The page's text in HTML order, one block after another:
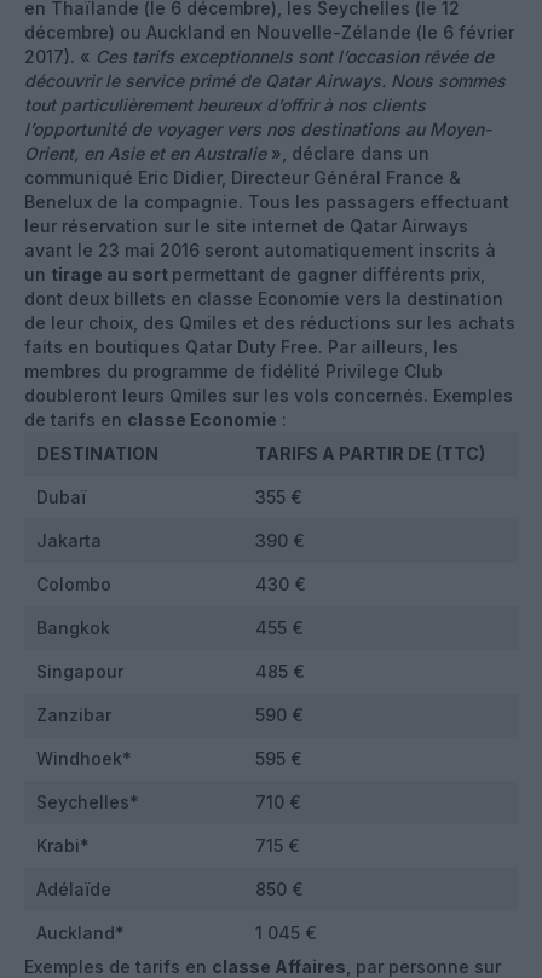
en Thaïlande (le 6 décembre), les Seychelles (le 12
décembre) ou Auckland en Nouvelle-Zélande (le 6 février
2017). « Ces tarifs exceptionnels sont l’occasion rêvée de
découvrir le service primé de Qatar Airways. Nous sommes
tout particulièrement heureux d’offrir à nos clients
l’opportunité de voyager vers nos destinations au Moyen-
Orient, en Asie et en Australie», déclare dans un
communiqué Eric Didier, Directeur Général France &
Benelux de la compagnie. Tous les passagers effectuant
leur réservation sur le site internet de Qatar Airways
avant le 23 mai 2016 seront automatiquement inscrits à
un tirage au sort permettant de gagner différents prix,
dont deux billets en classe Economie vers la destination
de leur choix, des Qmiles et des réductions sur les achats
faits en boutiques Qatar Duty Free. Par ailleurs, les
membres du programme de fidélité Privilege Club
doubleront leurs Qmiles sur les vols concernés. Exemples
de tarifs en classe Economie :
DESTINATION
TARIFS A PARTIR DE (TTC)
Dubaï 355 €
Jakarta 390 €
Colombo 430 €
Bangkok 455 €
Singapour 485 €
Zanzibar 590 €
Windhoek* 595 €
Seychelles* 710 €
Krabi* 715 €
Adélaïde 850 €
Auckland*
1 045 €
Exemples de tarifs en classe Affaires , par personne sur